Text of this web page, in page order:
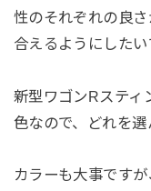
性のそれぞれの良
合えるようにしたい
新型ワゴンRスティ
色なので、どれを選
カラーも大事です